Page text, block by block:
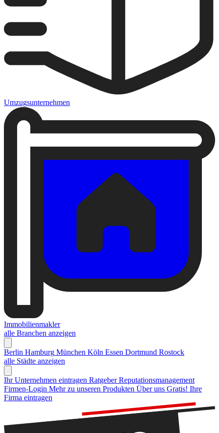
Umzugsunternehmen
Immobilienmakler
alle Branchen anzeigen
Berlin Hamburg München Köln Essen Dortmund Rostock
alle Städte anzeigen
Ihr Unternehmen eintragen Ratgeber Reputationsmanagement
Firmen-Login Mehr zu unseren Produkten Über uns Gratis! Ihre
Firma eintragen